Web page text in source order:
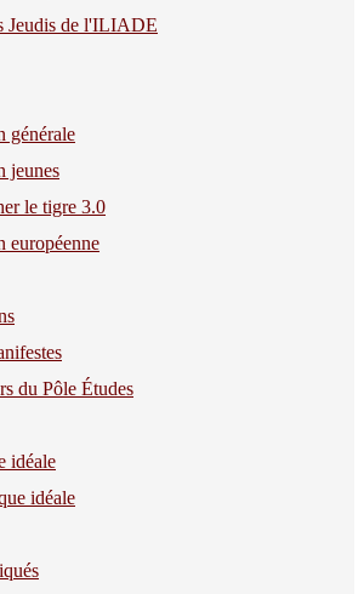
Jeudis de l'ILIADE
générale
jeunes
le tigre 3.0
européenne
du Pôle Études
idéale
idéale